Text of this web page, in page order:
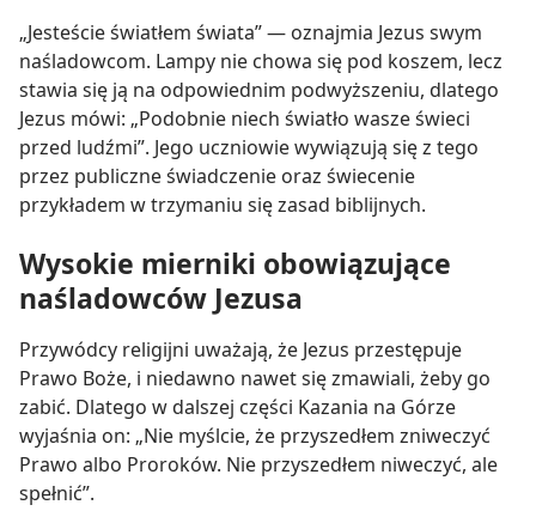
„Jesteście światłem świata” — oznajmia Jezus swym
naśladowcom. Lampy nie chowa się pod koszem, lecz
stawia się ją na odpowiednim podwyższeniu, dlatego
Jezus mówi: „Podobnie niech światło wasze świeci
przed ludźmi”. Jego uczniowie wywiązują się z tego
przez publiczne świadczenie oraz świecenie
przykładem w trzymaniu się zasad biblijnych.
Wysokie mierniki obowiązujące
naśladowców Jezusa
Przywódcy religijni uważają, że Jezus przestępuje
Prawo Boże, i niedawno nawet się zmawiali, żeby go
zabić. Dlatego w dalszej części Kazania na Górze
wyjaśnia on: „Nie myślcie, że przyszedłem zniweczyć
Prawo albo Proroków. Nie przyszedłem niweczyć, ale
spełnić”.